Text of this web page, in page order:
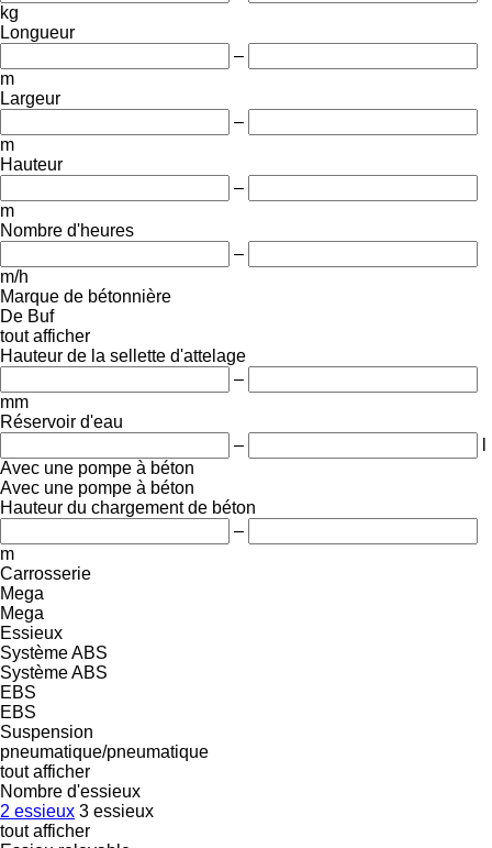
kg
Longueur
–
m
Largeur
–
m
Hauteur
–
m
Nombre d'heures
–
m/h
Marque de bétonnière
De Buf
tout afficher
Hauteur de la sellette d'attelage
–
mm
Réservoir d'eau
–
Avec une pompe à béton
Avec une pompe à béton
Hauteur du chargement de béton
–
m
Carrosserie
Mega
Mega
Essieux
Système ABS
Système ABS
EBS
EBS
Suspension
pneumatique/pneumatique
tout afficher
Nombre d'essieux
2 essieux 3 essieux
tout afficher